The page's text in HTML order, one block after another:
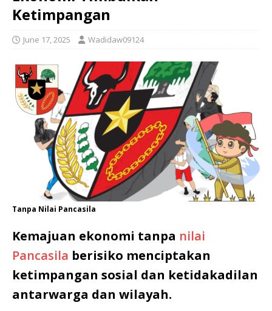
Ketimpangan
June 17, 2025 Wadidaw09124
Tanpa Nilai Pancasila
Kemajuan ekonomi tanpa nilai
Pancasila berisiko menciptakan
ketimpangan sosial dan ketidakadilan
antarwarga dan wilayah.